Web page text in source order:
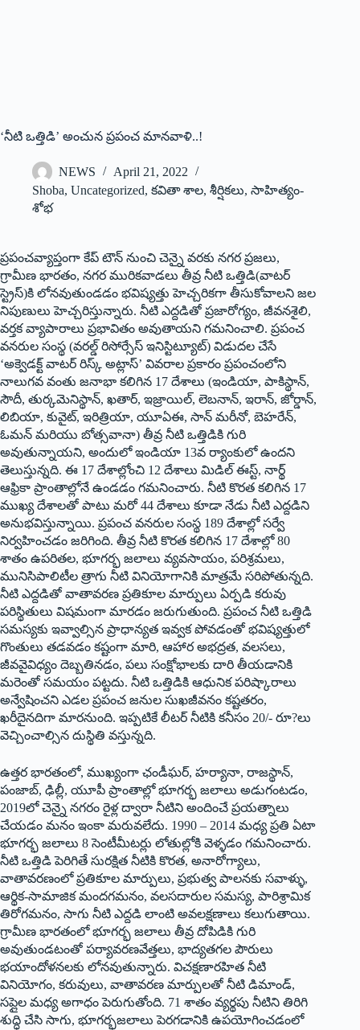
‘‌నీటి ఒత్తిడి’ అంచున ప్రపంచ మానవాళి..!
NEWS
April 21, 2022
Shoba, Uncategorized, కవితా శాల, శీర్షికలు, సాహిత్యం-
శోభ
ప్రపంచవ్యాప్తంగా కేప్‌ ‌టౌన్‌ ‌నుంచి చెన్నై వరకు నగర ప్రజలు,
గ్రామీణ భారతం, నగర మురికవాడలు తీవ్ర నీటి ఒత్తిడి(వాటర్‌
‌స్ట్రెస్‌)‌కి లోనవుతుండడం భవిష్యత్తు హెచ్చరికగా తీసుకోవాలని జల
నిపుణులు హెచ్చరిస్తున్నారు. నీటి ఎద్దడితో ప్రజారోగ్యం, జీవనశైలి,
వర్తక వ్యాపారాలు ప్రభావితం అవుతాయని గమనించాలి. ప్రపంచ
వనరుల సంస్థ (వరల్డ్ ‌రిసోర్సేస్‌ ఇనిస్టిట్యూట్‌) ‌విడుదల చేసే
‘అక్వెడక్ట్ ‌వాటర్‌ ‌రిస్క్ అట్లాస్‌’ ‌వివరాల ప్రకారం ప్రపంచంలోని
నాలుగవ వంతు జనాభా కలిగిన 17 దేశాలు (ఇండియా, పాకిస్థాన్‌,
‌సౌదీ, తుర్కమెనిస్థాన్‌, ‌ఖతార్‌, ఇ‌జ్రాయిల్‌, ‌లెబనాన్‌, ఇరాన్‌, ‌జోర్డాన్‌,
‌లిబియా, కువైట్‌, ఇరిత్రియా, యూఏఈ, సాన్‌ ‌మరీనో, బెహరేన్‌,
ఓమన్‌ ‌మరియు బోత్సవానా) తీవ్ర నీటి ఒత్తిడికి గురి
అవుతున్నాయని, అందులో ఇండియా 13వ ర్యాంకులో ఉందని
తెలుస్తున్నది. ఈ 17 దేశాల్లోంచి 12 దేశాలు మిడిల్‌ ఈస్ట్, ‌నార్థ్
ఆ‌ఫ్రికా ప్రాంతాల్లోనే ఉండడం గమనించారు. నీటి కొరత కలిగిన 17
ముఖ్య దేశాలతో పాటు మరో 44 దేశాలు కూడా నేడు నీటి ఎద్దడిని
అనుభవిస్తున్నాయి. ప్రపంచ వనరుల సంస్థ 189 దేశాల్లో సర్వే
నిర్వహించడం జరిగింది. తీవ్ర నీటి కొరత కలిగిన 17 దేశాల్లో 80
శాతం ఉపరితల, భూగర్భ జలాలు వ్యవసాయం, పరిశ్రమలు,
మునిసిపాలిటీల త్రాగు నీటి వినియోగానికి మాత్రమే సరిపోతున్నది.
నీటి ఎద్దడితో వాతావరణ ప్రతికూల మార్పులు ఏర్పడి కరువు
పరిస్థితులు విషమంగా మారడం జరుగుతుంది. ప్రపంచ నీటి ఒత్తిడి
సమస్యకు ఇవ్వాల్సిన ప్రాధాన్యత ఇవ్వక పోవడంతో భవిష్యత్తులో
గొంతులు తడవడం కష్టంగా మారి, ఆహార అభద్రత, వలసలు,
జీవవైవిధ్యం దెబ్బతినడం, పలు సంక్షోభాలకు దారి తీయడానికి
మరెంతో సమయం పట్టదు. నీటి ఒత్తిడికి ఆధునిక పరిష్కారాలు
అన్వేషించని ఎడల ప్రపంచ జనుల సుఖజీవనం కష్టతరం,
ఖరీదైనదిగా మారనుంది. ఇప్పటికే లీటర్‌ ‌నీటికి కనీసం 20/- రూ?లు
వెచ్చించాల్సిన దుస్థితి వస్తున్నది.
ఉత్తర భారతంలో, ముఖ్యంగా ఛండీఘర్‌, ‌హర్యానా, రాజస్థాన్‌,
‌పంజాబ్‌, ‌ఢిల్లీ, యూపీ ప్రాంతాల్లో భూగర్భ జలాలు అడుగంటడం,
2019లో చెన్నై నగరం రైళ్ల ద్వారా నీటిని అందించే ప్రయత్నాలు
చేయడం మనం ఇంకా మరువలేదు. 1990 – 2014 మధ్య ప్రతి ఏటా
భూగర్భ జలాలు 8 సెంటీమీటర్లు లోతుల్లోకి వెళ్ళడం గమనించారు.
నీటి ఒత్తిడి పెరిగితే సురక్షిత నీటికి కొరత, అనారోగ్యాలు,
వాతావరణంలో ప్రతికూల మార్పులు, ప్రభుత్వ పాలనకు సవాళ్ళు,
ఆర్థిక-సామాజిక మందగమనం, వలసదారుల సమస్య, పారిశ్రామిక
తిరోగమనం, సాగు నీటి ఎద్దడి లాంటి అవలక్షణాలు కలుగుతాయి.
గ్రామీణ భారతంలో భూగర్భ జలాలు తీవ్ర దోపిడికి గురి
అవుతుండటంతో పర్యావరణవేత్తలు, భాద్యతగల పౌరులు
భయాందోళనలకు లోనవుతున్నారు. విచక్షణారహిత నీటి
వినియోగం, కరువులు, వాతావరణ మార్పులతో నీటి డిమాండ్‌,
‌సప్లైల మధ్య అగాధం పెరుగుతోంది. 71 శాతం వ్యర్థపు నీటిని తిరిగి
శుద్ధి చేసి సాగు, భూగర్భజలాలు పెరగడానికి ఉపయోగించడంలో